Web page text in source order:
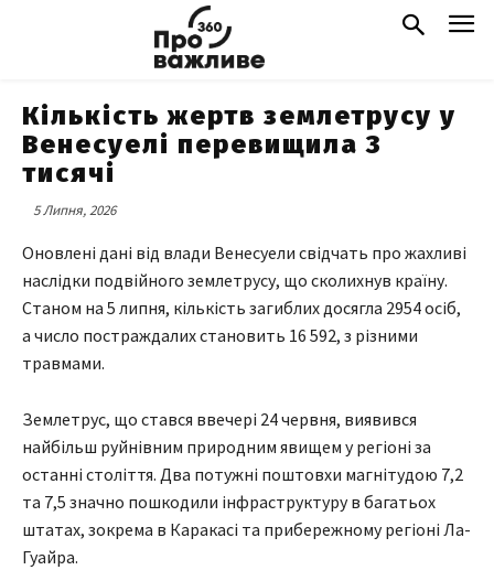
Кількість жертв землетрусу у
Венесуелі перевищила 3
тисячі
5 Липня, 2026
Оновлені дані від влади Венесуели свідчать про жахливі
наслідки подвійного землетрусу, що сколихнув країну.
Станом на 5 липня, кількість загиблих досягла 2954 осіб,
а число постраждалих становить 16 592, з різними
травмами.
Землетрус, що стався ввечері 24 червня, виявився
найбільш руйнівним природним явищем у регіоні за
останні століття. Два потужні поштовхи магнітудою 7,2
та 7,5 значно пошкодили інфраструктуру в багатьох
штатах, зокрема в Каракасі та прибережному регіоні Ла-
Гуайра.